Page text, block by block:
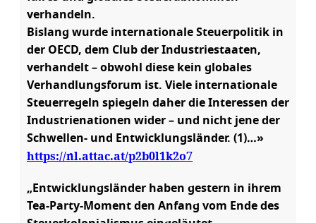
verhandeln.
Bislang wurde internationale Steuerpolitik in
der OECD, dem Club der Industriestaaten,
verhandelt – obwohl diese kein globales
Verhandlungsforum ist. Viele internationale
Steuerregeln spiegeln daher die Interessen der
Industrienationen wider – und nicht jene der
Schwellen- und Entwicklungsländer. (1)…»
https://nl.attac.at/p2b0l1k2o7
„Entwicklungsländer haben gestern in ihrem
Tea-Party-Moment den Anfang vom Ende des